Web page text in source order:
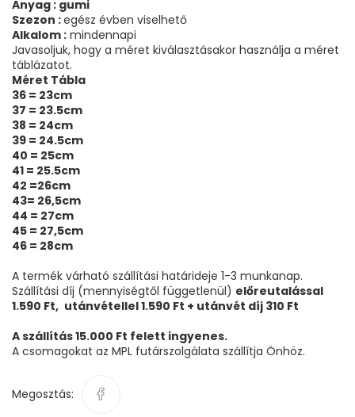
Anyag : gumi
Szezon :egész évben viselhető
Alkalom : mindennapi
Javasoljuk, hogy a méret kiválasztásakor használja a méret
táblázatot.
Méret Tábla
36 = 23cm
37 = 23.5cm
38 = 24cm
39 = 24.5cm
40 = 25cm
41 = 25.5cm
42 =26cm
43= 26,5cm
44 = 27cm
45 = 27,5cm
46 = 28cm
A termék várható szállítási határideje 1-3 munkanap.
Szállítási díj (mennyiségtől függetlenül) előreutalással
1.590 Ft, utánvétellel 1.590 Ft + utánvét díj 310 Ft
A szállítás 15.000 Ft felett ingyenes.
A csomagokat az MPL futárszolgálata szállítja Önhöz.
Megosztás: